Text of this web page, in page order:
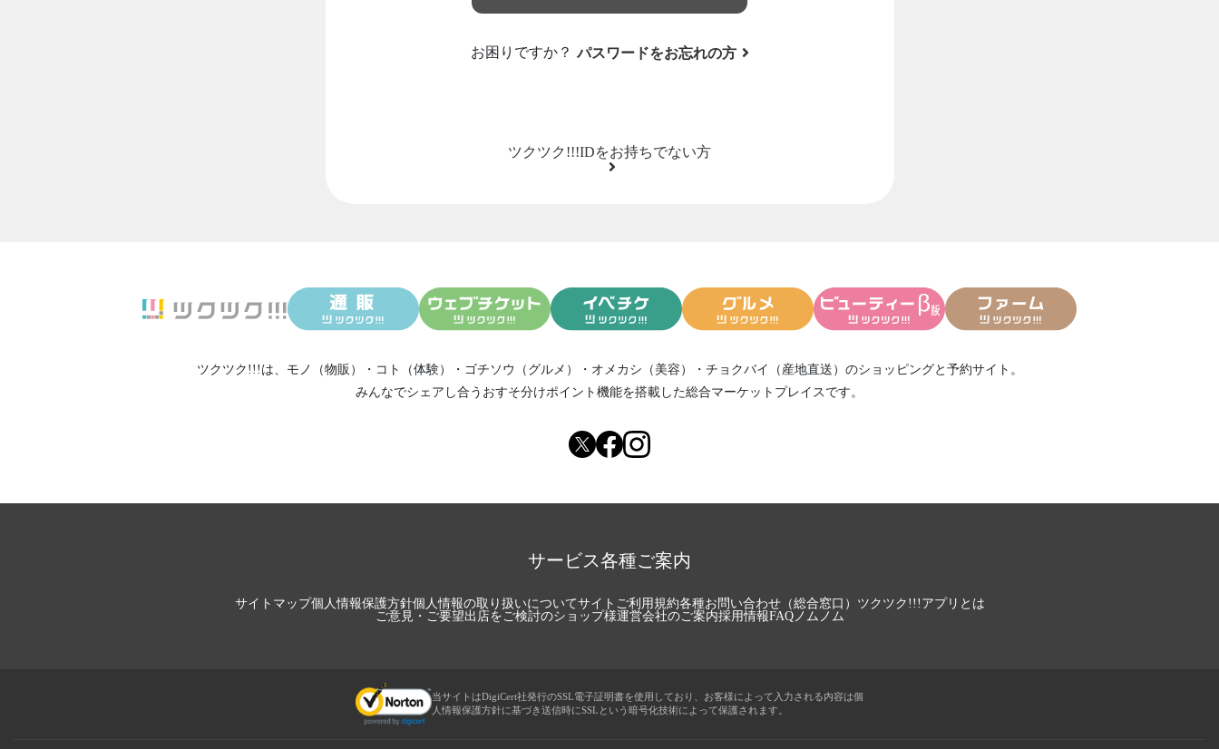
お困りですか？ パスワードをお忘れの方
ツクツク!!!IDをお持ちでない方
ツクツク!!!は、 モノ（物販） ・ コト（体験） ・ ゴチソウ（グルメ） ・ オメカシ（美容） ・ チョクバイ（産地直送） のショッピングと予約サイト。
みんなでシェアし合う おすそ分けポイント機能を搭載した総合マーケットプレイスです。
サービス各種ご案内
サイトマップ個人情報保護方針個人情報の取り扱いについてサイトご利用規約各種お問い合わせ（総合窓口） ツクツク!!!アプリとは
ご意見・ご要望出店をご検討のショップ様運営会社のご案内採用情報FAQノムノム
当サイトはDigiCert社発行のSSL電子証明書を使用しており、お客様によって入力される内容は個
人情報保護方針に基づき送信時にSSLという暗号化技術によって保護されます。